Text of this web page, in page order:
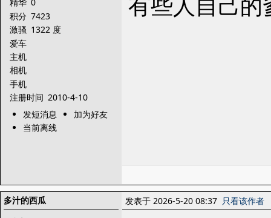
精华 0
积分 7423
激骚 1322 度
爱车
主机
相机
手机
注册时间 2010-4-10
发短消息
加为好友
当前离线
多汁的西瓜
发表于 2026-5-20 08:37 只看该作者